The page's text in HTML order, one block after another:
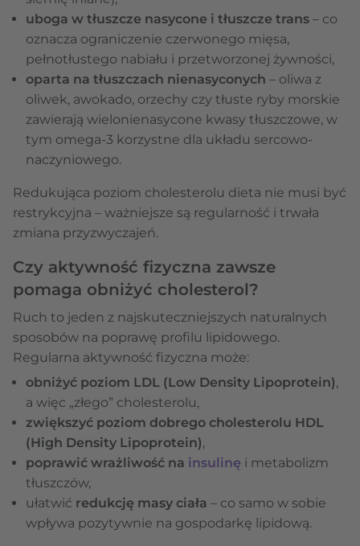
uboga w tłuszcze nasycone i tłuszcze trans – co
oznacza ograniczenie czerwonego mięsa,
pełnotłustego nabiału i przetworzonej żywności,
oparta na tłuszczach nienasyconych – oliwa z
oliwek, awokado, orzechy czy tłuste ryby morskie
zawierają wielonienasycone kwasy tłuszczowe, w
tym omega-3 korzystne dla układu sercowo-
naczyniowego.
Redukująca poziom cholesterolu dieta nie musi być
restrykcyjna – ważniejsze są regularność i trwała
zmiana przyzwyczajeń.
Czy aktywność fizyczna zawsze
pomaga obniżyć cholesterol?
Ruch to jeden z najskuteczniejszych naturalnych
sposobów na poprawę profilu lipidowego.
Regularna aktywność fizyczna może:
obniżyć poziom LDL (Low Density Lipoprotein),
a więc „złego” cholesterolu,
zwiększyć poziom dobrego cholesterolu HDL
(High Density Lipoprotein),
poprawić wrażliwość na insulinę i metabolizm
tłuszczów,
ułatwić redukcję masy ciała – co samo w sobie
wpływa pozytywnie na gospodarkę lipidową.